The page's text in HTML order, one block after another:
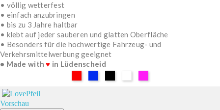
• völlig wetterfest
• einfach anzubringen
• bis zu 3 Jahre haltbar
• klebt auf jeder sauberen und glatten Oberfläche
• Besonders für die hochwertige Fahrzeug- und
Verkehrsmittelwerbung geeignet
• Made with♥ in Lüdenscheid
Vorschau